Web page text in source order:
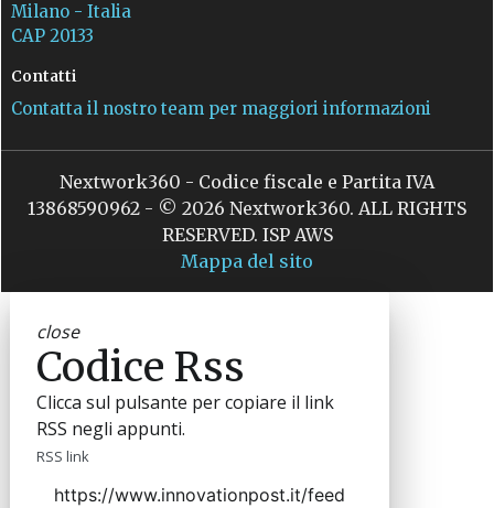
Milano - Italia
CAP 20133
Contatti
Contatta il nostro team per maggiori informazioni
Nextwork360 - Codice fiscale e Partita IVA
13868590962 - © 2026 Nextwork360. ALL RIGHTS
RESERVED. ISP AWS
Mappa del sito
close
Codice Rss
Clicca sul pulsante per copiare il link
RSS negli appunti.
RSS link